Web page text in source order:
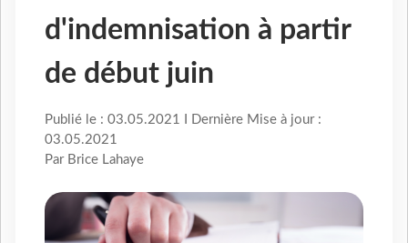
d'indemnisation à partir
de début juin
Publié le : 03.05.2021 I Dernière Mise à jour :
03.05.2021
Par Brice Lahaye